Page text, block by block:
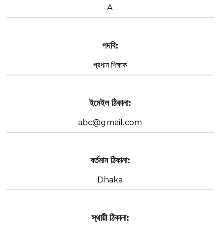
A
পদবি:
প্রধান শিক্ষক
ইমেইল ঠিকানা:
abc@gmail.com
বর্তমান ঠিকানা:
Dhaka
স্থায়ী ঠিকানা: